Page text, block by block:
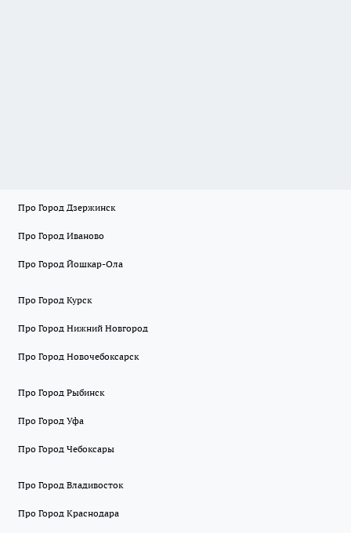
Про Город Дзержинск
Про Город Иваново
Про Город Йошкар-Ола
Про Город Курск
Про Город Нижний Новгород
Про Город Новочебоксарск
Про Город Рыбинск
Про Город Уфа
Про Город Чебоксары
Про Город Владивосток
Про Город Краснодара